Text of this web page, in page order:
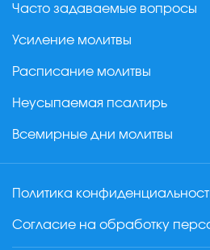
Часто задаваемые вопросы
Усиление молитвы
Расписание молитвы
Неусыпаемая псалтирь
Всемирные дни молитвы
Политика
Согласие на обработку